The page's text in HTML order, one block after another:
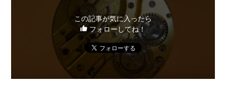
この記事が気に入ったら
フォローしてね！